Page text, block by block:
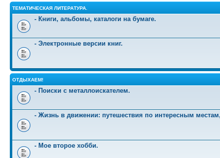
ТЕМАТИЧЕСКАЯ ЛИТЕРАТУРА.
- Книги, альбомы, каталоги на бумаге.
- Электронные версии книг.
ОТДЫХАЕМ!
- Поиски с металлоискателем.
- Жизнь в движении: путешествия по интересным
- Мое второе хобби.